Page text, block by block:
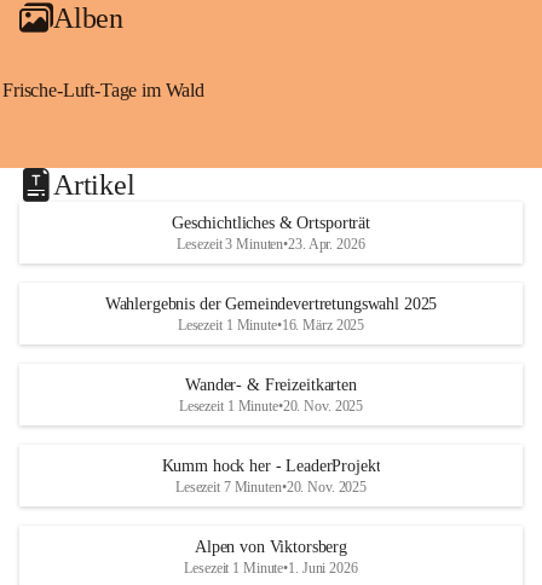
Alben
Frische-Luft-Tage im Wald
Artikel
Geschichtliches & Ortsporträt
Lesezeit 3 Minuten•23. Apr. 2026
Wahlergebnis der Gemeindevertretungswahl 2025
Lesezeit 1 Minute•16. März 2025
Wander- & Freizeitkarten
Lesezeit 1 Minute•20. Nov. 2025
Kumm hock her - LeaderProjekt
Lesezeit 7 Minuten•20. Nov. 2025
Alpen von Viktorsberg
Lesezeit 1 Minute•1. Juni 2026